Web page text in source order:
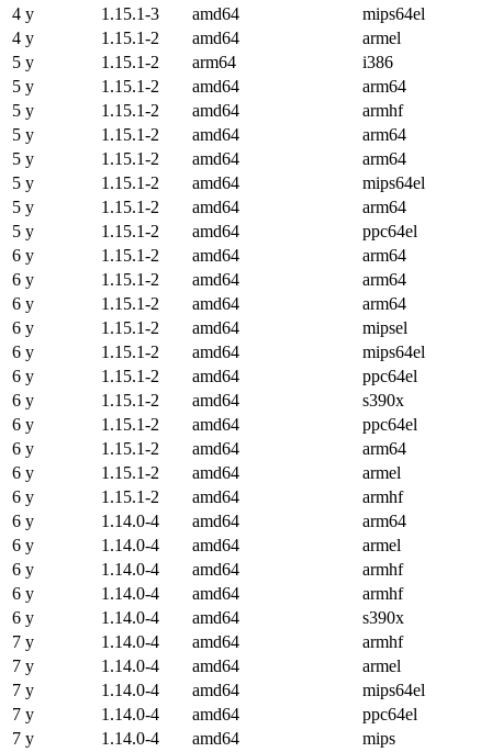
4 y
1.15.1-3 amd64
mips64el
4 y
1.15.1-2 amd64
armel
5 y
1.15.1-2 arm64
i386
5 y
1.15.1-2 amd64
arm64
5 y
1.15.1-2 amd64
armhf
5 y
1.15.1-2 amd64
arm64
5 y
1.15.1-2 amd64
arm64
5 y
1.15.1-2 amd64
mips64el
5 y
1.15.1-2 amd64
arm64
5 y
1.15.1-2 amd64
ppc64el
6 y
1.15.1-2 amd64
arm64
6 y
1.15.1-2 amd64
arm64
6 y
1.15.1-2 amd64
arm64
6 y
1.15.1-2 amd64
mipsel
6 y
1.15.1-2 amd64
mips64el
6 y
1.15.1-2 amd64
ppc64el
6 y
1.15.1-2 amd64
s390x
6 y
1.15.1-2 amd64
ppc64el
6 y
1.15.1-2 amd64
arm64
6 y
1.15.1-2 amd64
armel
6 y
1.15.1-2 amd64
armhf
6 y
1.14.0-4 amd64
arm64
6 y
1.14.0-4 amd64
armel
6 y
1.14.0-4 amd64
armhf
6 y
1.14.0-4 amd64
armhf
6 y
1.14.0-4 amd64
s390x
7 y
1.14.0-4 amd64
armhf
7 y
1.14.0-4 amd64
armel
7 y
1.14.0-4 amd64
mips64el
7 y
1.14.0-4 amd64
ppc64el
7 y
1.14.0-4 amd64
mips